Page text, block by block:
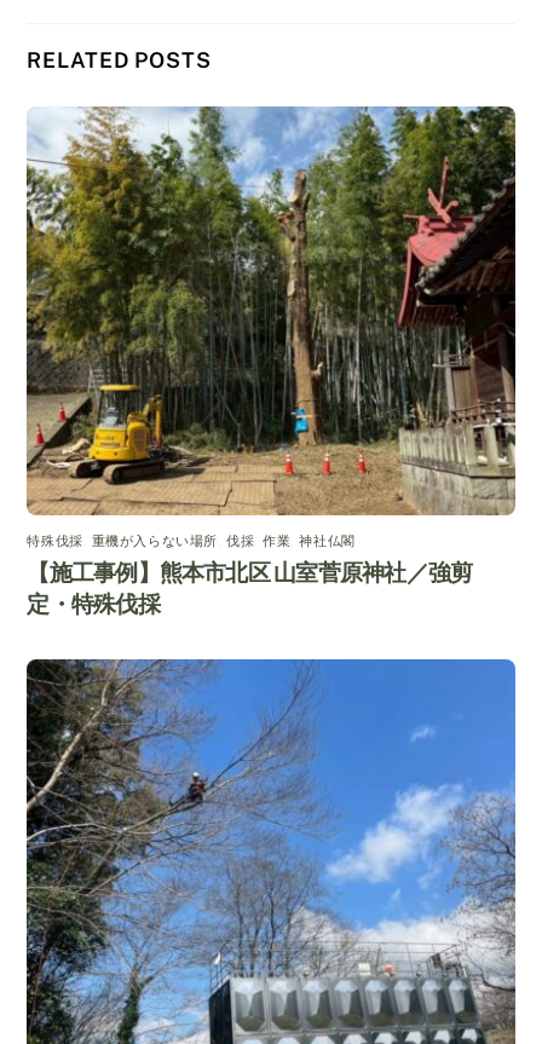
RELATED POSTS
特殊伐採 重機が入らない場所 伐採 ,作業 ,神社仏閣
【施工事例】熊本市北区 山室菅原神社／強剪
定・特殊伐採